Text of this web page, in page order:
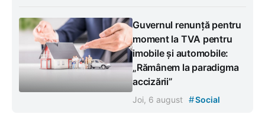
Guvernul renunță pentru
moment la TVA pentru
imobile și automobile:
„Rămânem la paradigma
accizării”
Joi, 6 august #Social